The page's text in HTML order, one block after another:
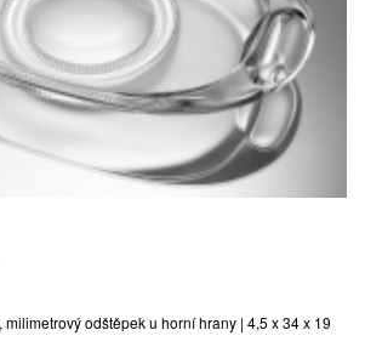
odštěpek u horní hrany | 4,5 x 34 x 19